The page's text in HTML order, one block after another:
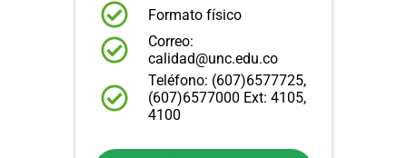
Formato físico
Correo:
calidad@unc.edu.co
Teléfono: (607)6577725,
(607)6577000 Ext: 4105,
4100